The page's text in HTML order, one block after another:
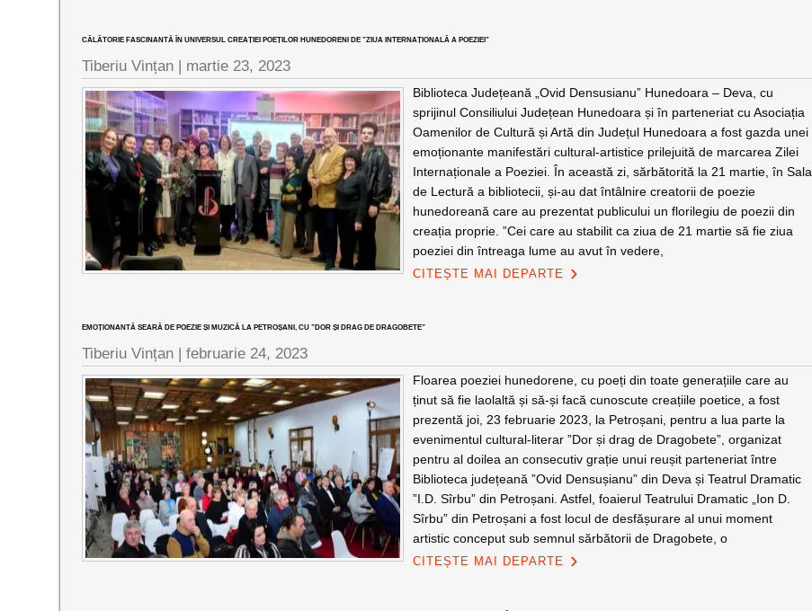
CĂLĂTORIE FASCINANTĂ ÎN UNIVERSUL CREAȚIEI POEȚILOR HUNEDORENI DE ”ZIUA INTERNAȚIONALĂ A POEZIEI”
Tiberiu Vințan | martie 23, 2023
Biblioteca Județeană „Ovid Densusianu” Hunedoara – Deva, cu
sprijinul Consiliului Județean Hunedoara și în parteneriat cu Asociația
Oamenilor de Cultură și Artă din Județul Hunedoara a fost gazda unei
emoționante manifestări cultural-artistice prilejuită de marcarea Zilei
Internaționale a Poeziei. În această zi, sărbătorită la 21 martie, în Sala
de Lectură a bibliotecii, și-au dat întâlnire creatorii de poezie
hunedoreană care au prezentat publicului un florilegiu de poezii din
creația proprie. ”Cei care au stabilit ca ziua de 21 martie să fie ziua
poeziei din întreaga lume au avut în vedere,
CITEȘTE MAI DEPARTE
EMOȚIONANTĂ SEARĂ DE POEZIE ȘI MUZICĂ LA PETROȘANI, CU ”DOR ȘI DRAG DE DRAGOBETE”
Tiberiu Vințan |februarie 24, 2023
Floarea poeziei hunedorene, cu poeți din toate generațiile care au
ținut să fie laolaltă și să-și facă cunoscute creațiile poetice, a fost
prezentă joi, 23 februarie 2023, la Petroșani, pentru a lua parte la
evenimentul cultural-literar ”Dor și drag de Dragobete”, organizat
pentru al doilea an consecutiv grație unui reușit parteneriat între
Biblioteca județeană ”Ovid Densușianu” din Deva și Teatrul Dramatic
”I.D. Sîrbu” din Petroșani. Astfel, foaierul Teatrului Dramatic „Ion D.
Sîrbu” din Petroșani a fost locul de desfășurare al unui moment
artistic conceput sub semnul sărbătorii de Dragobete, o
CITEȘTE MAI DEPARTE